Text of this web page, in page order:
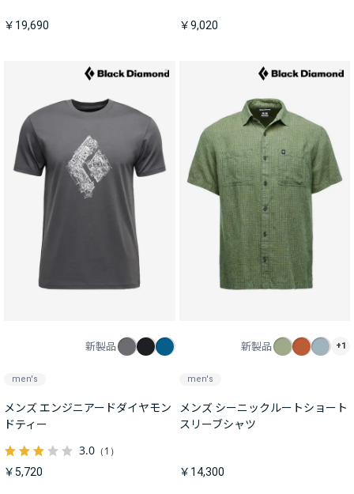
￥19,690 ￥9,020
新製品
men's
メンズ エンジニアードダイヤモン
ドティー
3.0 （1）
￥5,720
新製品 +1
men's
メンズ シーニックルートショート
スリーブシャツ
￥14,300